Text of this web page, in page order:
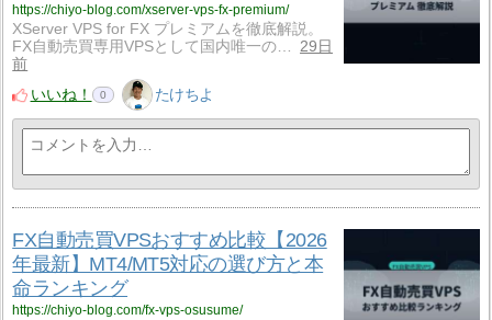
https://chiyo-blog.com/xserver-vps-fx-premium/
XServer VPS for FX プレミアムを徹底解説。
FX自動売買専用VPSとして国内唯一の…
29日
前
いいね！
0 たけちよ
FX自動売買VPSおすすめ比較【2026
年最新】MT4/MT5対応の選び方と本
命ランキング
https://chiyo-blog.com/fx-vps-osusume/